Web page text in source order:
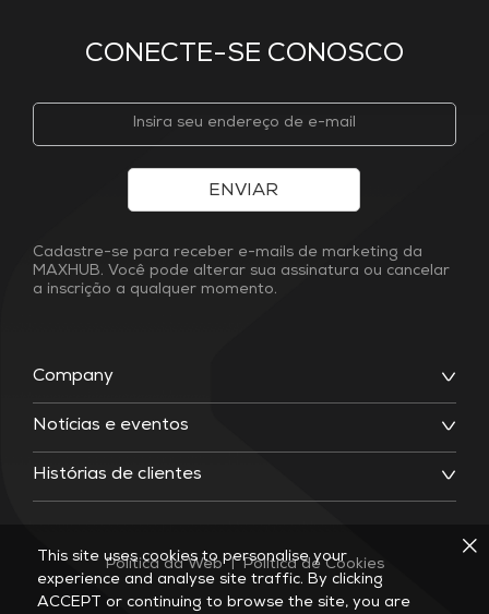
CONECTE-SE CONOSCO
Company
Notícias e eventos
Histórias de clientes
ENVIAR
Cadastre-se para receber e-mails de marketing da
MAXHUB. Você pode alterar sua assinatura ou cancelar
a inscrição a qualquer momento.
Política da Web | Política de Cookies
This site uses cookies to personalise your
experience and analyse site traffic. By clicking
ACCEPT or continuing to browse the site, you are